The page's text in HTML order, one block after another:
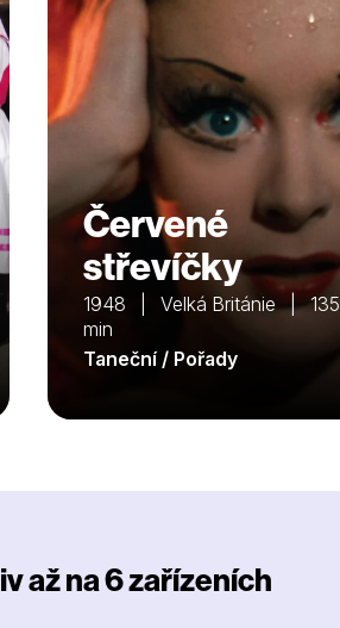
Červené
střevíčky
1948 | Velká Británie | 135
min
Taneční / Pořady
až na 6 zařízeních